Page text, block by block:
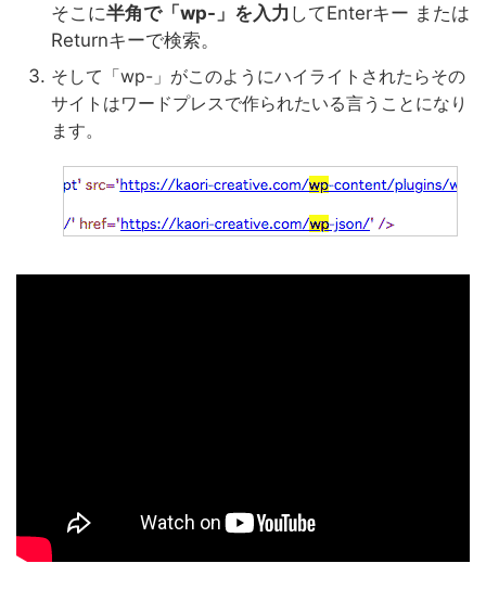
そこに半角で「wp-」を入力 してEnterキー または
Returnキーで検索。
そして「wp-」がこのようにハイライトされたらその
サイトはワードプレスで作られたいる言うことになり
ます。